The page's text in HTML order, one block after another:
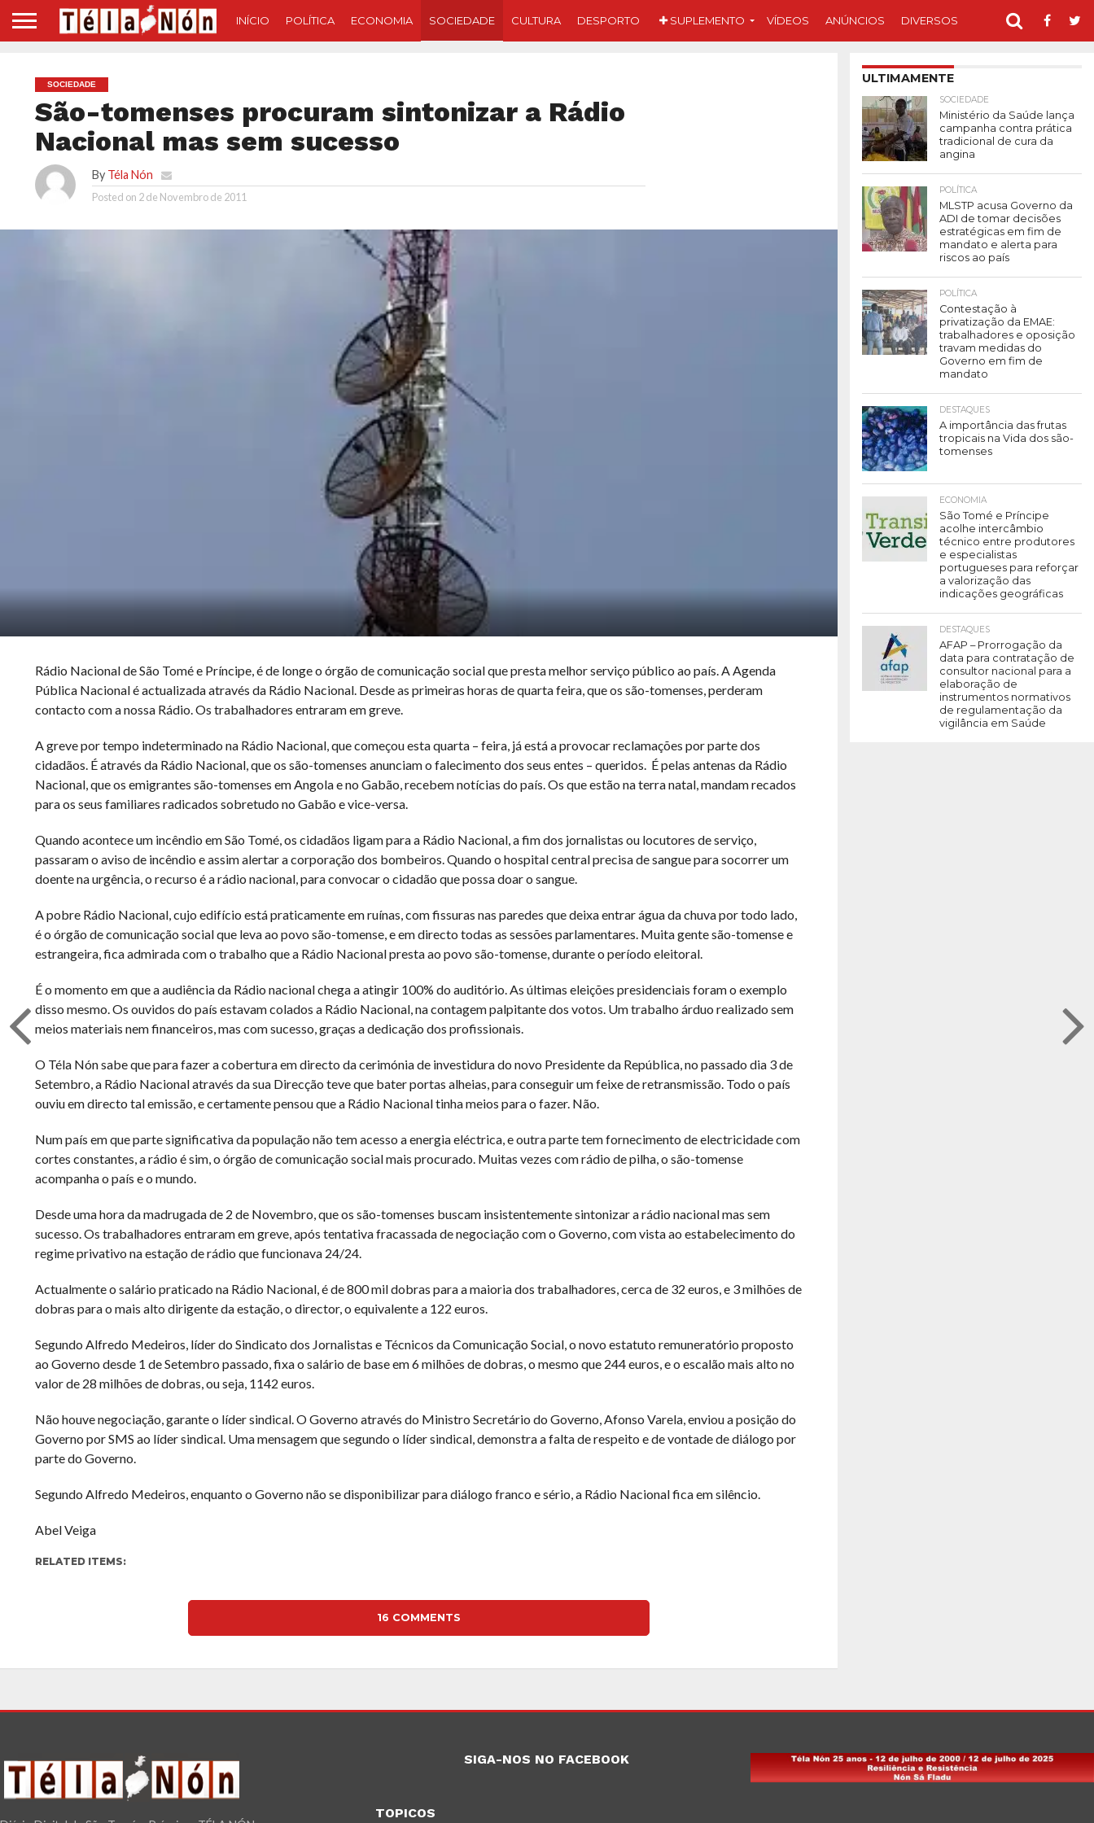
INÍCIO POLÍTICA ECONOMIA SOCIEDADE CULTURA DESPORTO SUPLEMENTO VÍDEOS ANÚNCIOS DIVERSOS
SOCIEDADE
São-tomenses procuram sintonizar a Rádio
Nacional mas sem sucesso
By Téla Nón
Posted on 2 de Novembro de 2011
Rádio Nacional de São Tomé e Príncipe, é de longe o órgão de comunicação social que presta melhor serviço público ao país. A Agenda
Pública Nacional é actualizada através da Rádio Nacional. Desde as primeiras horas de quarta feira, que os são-tomenses, perderam
contacto com a nossa Rádio. Os trabalhadores entraram em greve.
A greve por tempo indeterminado na Rádio Nacional, que começou esta quarta – feira, já está a provocar reclamações por parte dos
cidadãos. É através da Rádio Nacional, que os são-tomenses anunciam o falecimento dos seus entes – queridos. É pelas antenas da Rádio
Nacional, que os emigrantes são-tomenses em Angola e no Gabão, recebem notícias do país. Os que estão na terra natal, mandam recados
para os seus familiares radicados sobretudo no Gabão e vice-versa.
Quando acontece um incêndio em São Tomé, os cidadãos ligam para a Rádio Nacional, a fim dos jornalistas ou locutores de serviço,
passaram o aviso de incêndio e assim alertar a corporação dos bombeiros. Quando o hospital central precisa de sangue para socorrer um
doente na urgência, o recurso é a rádio nacional, para convocar o cidadão que possa doar o sangue.
A pobre Rádio Nacional, cujo edifício está praticamente em ruínas, com fissuras nas paredes que deixa entrar água da chuva por todo lado,
é o órgão de comunicação social que leva ao povo são-tomense, e em directo todas as sessões parlamentares. Muita gente são-tomense e
estrangeira, fica admirada com o trabalho que a Rádio Nacional presta ao povo são-tomense, durante o período eleitoral.
É o momento em que a audiência da Rádio nacional chega a atingir 100% do auditório. As últimas eleições presidenciais foram o exemplo
disso mesmo. Os ouvidos do país estavam colados a Rádio Nacional, na contagem palpitante dos votos. Um trabalho árduo realizado sem
meios materiais nem financeiros, mas com sucesso, graças a dedicação dos profissionais.
O Téla Nón sabe que para fazer a cobertura em directo da cerimónia de investidura do novo Presidente da República, no passado dia 3 de
Setembro, a Rádio Nacional através da sua Direcção teve que bater portas alheias, para conseguir um feixe de retransmissão. Todo o país
ouviu em directo tal emissão, e certamente pensou que a Rádio Nacional tinha meios para o fazer. Não.
Num país em que parte significativa da população não tem acesso a energia eléctrica, e outra parte tem fornecimento de electricidade com
cortes constantes, a rádio é sim, o órgão de comunicação social mais procurado. Muitas vezes com rádio de pilha, o são-tomense
acompanha o país e o mundo.
Desde uma hora da madrugada de 2 de Novembro, que os são-tomenses buscam insistentemente sintonizar a rádio nacional mas sem
sucesso. Os trabalhadores entraram em greve, após tentativa fracassada de negociação com o Governo, com vista ao estabelecimento do
regime privativo na estação de rádio que funcionava 24/24.
Actualmente o salário praticado na Rádio Nacional, é de 800 mil dobras para a maioria dos trabalhadores, cerca de 32 euros, e 3 milhões de
dobras para o mais alto dirigente da estação, o director, o equivalente a 122 euros.
Segundo Alfredo Medeiros, líder do Sindicato dos Jornalistas e Técnicos da Comunicação Social, o novo estatuto remuneratório proposto
ao Governo desde 1 de Setembro passado, fixa o salário de base em 6 milhões de dobras, o mesmo que 244 euros, e o escalão mais alto no
valor de 28 milhões de dobras, ou seja, 1142 euros.
Não houve negociação, garante o líder sindical. O Governo através do Ministro Secretário do Governo, Afonso Varela, enviou a posição do
Governo por SMS ao líder sindical. Uma mensagem que segundo o líder sindical, demonstra a falta de respeito e de vontade de diálogo por
parte do Governo.
Segundo Alfredo Medeiros, enquanto o Governo não se disponibilizar para diálogo franco e sério, a Rádio Nacional fica em silêncio.
Abel Veiga
RELATED ITEMS:
16 COMMENTS
ULTIMAMENTE
SOCIEDADE
Ministério da Saúde lança
campanha contra prática
tradicional de cura da
angina
POLÍTICA
MLSTP acusa Governo da
ADI de tomar decisões
estratégicas em fim de
mandato e alerta para
riscos ao país
POLÍTICA
Contestação à
privatização da EMAE:
trabalhadores e oposição
travam medidas do
Governo em fim de
mandato
DESTAQUES
A importância das frutas
tropicais na Vida dos são-
tomenses
ECONOMIA
São Tomé e Príncipe
acolhe intercâmbio
técnico entre produtores
e especialistas
portugueses para reforçar
a valorização das
indicações geográficas
DESTAQUES
AFAP – Prorrogação da
data para contratação de
consultor nacional para a
elaboração de
instrumentos normativos
de regulamentação da
vigilância em Saúde
SIGA-NOS NO FACEBOOK
TOPICOS